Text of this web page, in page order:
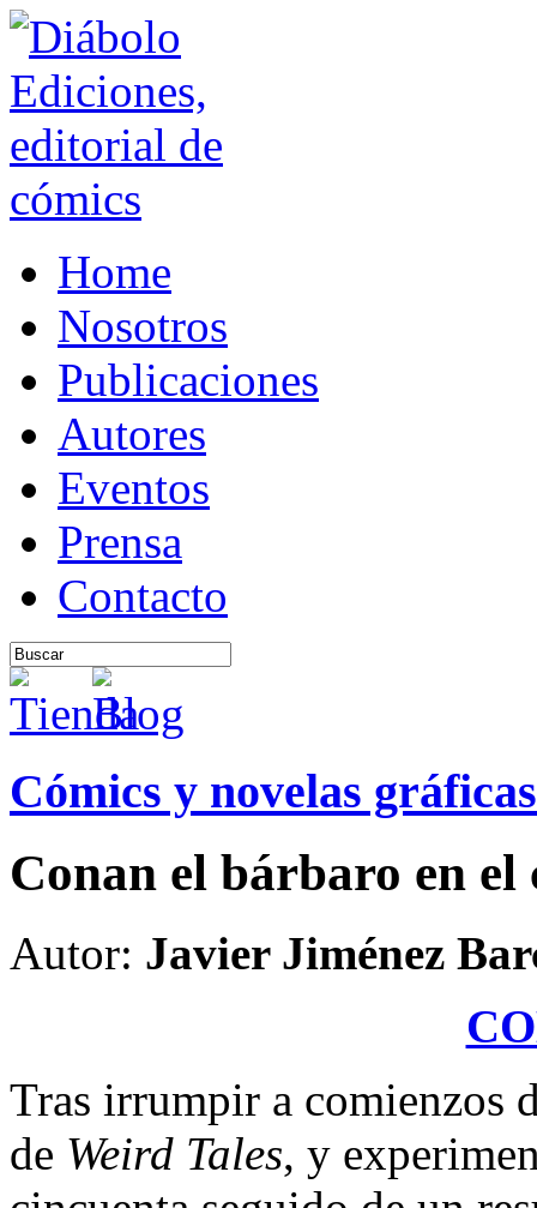
Home
Nosotros
Publicaciones
Autores
Eventos
Prensa
Contacto
Cómics y novelas gráficas
Conan el bárbaro en
Autor: Javier Jiménez
Tras irrumpir a comienzos
de Weird Tales, y